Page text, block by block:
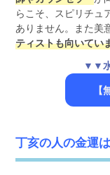
らこそ、スピリチュ
ありません。また美
ティストも向いてい
▼▼
丁亥の人の金運